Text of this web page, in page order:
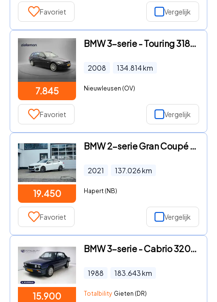
Favoriet Vergelijk
7.845
BMW 3-serie - Touring 318i Business Line Sport - Cruise, Clima, Trekhaak,
2008 134.814km
Nieuwleusen (OV)
Favoriet Vergelijk
19.450
BMW 2-serie Gran Coupé - 218i M sport|Pano|Carplay|Stoelverwarming
2021 137.026km
Hapert (NB)
Favoriet Vergelijk
15.900
BMW 3-serie - Cabrio 320i E30 6 cilinder handgeschakeld! Grijs lederen int
1988 183.643km
Totalbility Gieten (DR)